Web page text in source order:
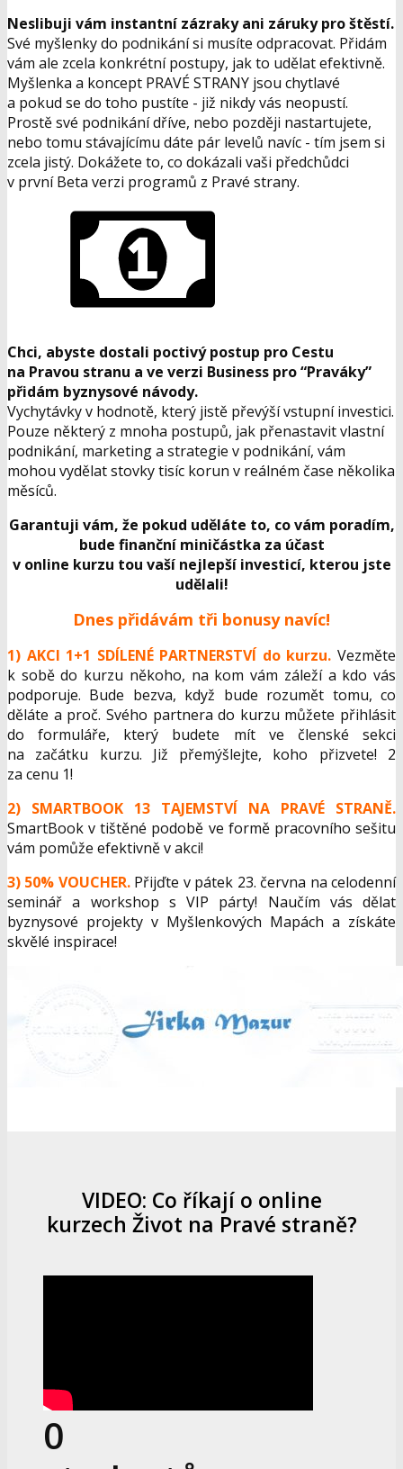
Neslibuji vám instantní zázraky ani záruky pro štěstí.
Své myšlenky do podnikání si musíte odpracovat. Přidám
vám ale zcela konkrétní postupy, jak to udělat efektivně.
Myšlenka a koncept PRAVÉ STRANY jsou chytlavé
a pokud se do toho pustíte - již nikdy vás neopustí.
Prostě své podnikání dříve, nebo později nastartujete,
nebo tomu stávajícímu dáte pár levelů navíc - tím jsem si
zcela jistý. Dokážete to, co dokázali vaši předchůdci
v první Beta verzi programů z Pravé strany.
Chci, abyste dostali poctivý postup pro Cestu
na Pravou stranu a ve verzi Business pro “Praváky”
přidám byznysové návody.
Vychytávky v hodnotě, který jistě převýší vstupní investici.
Pouze některý z mnoha postupů, jak přenastavit vlastní
podnikání, marketing a strategie v podnikání, vám
mohou vydělat stovky tisíc korun v reálném čase několika
měsíců.
Garantuji vám, že pokud uděláte to, co vám poradím,
bude finanční miničástka za účast
v online kurzu tou vaší nejlepší investicí, kterou jste
udělali!
Dnes přidávám tři bonusy navíc!
1) AKCI 1+1 SDÍLENÉPARTNERSTVÍ do kurzu.Vezměte
k sobě do kurzu někoho, na kom vám záleží a kdo vás
podporuje. Bude bezva, když bude rozumět tomu, co
děláte a proč. Svého partnera do kurzu můžete přihlásit
do formuláře, který budete mít ve členské sekci
na začátku kurzu. Již přemýšlejte, koho přizvete! 2
za cenu 1!
2) SMARTBOOK 13 TAJEMSTVÍ NA PRAVÉ STRANĚ.
SmartBook v tištěné podobě ve formě pracovního sešitu
vám pomůže efektivně v akci!
3) 50% VOUCHER.Přijďte v pátek 23. června na celodenní
seminář a workshop s VIP párty! Naučím vás dělat
byznysové projekty v Myšlenkových Mapách a získáte
skvělé inspirace!
VIDEO: Co říkají o online
kurzech Život na Pravé straně?
0